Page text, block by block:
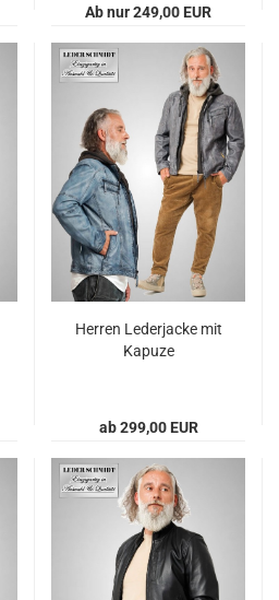
Ab nur 249,00 EUR
Her­ren Le­der­ja­cke mit
Ka­pu­ze
ab 299,00 EUR